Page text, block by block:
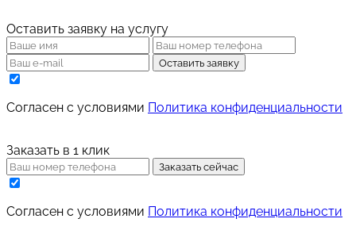
Оставить заявку на услугу
Оставить заявку
Cогласен с условиями Политика конфиденциальности
Заказать в 1 клик
Заказать сейчас
Cогласен с условиями Политика конфиденциальности